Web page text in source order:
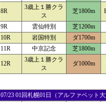
8R
3歳上１勝クラ
ス
芝1800m
9R 雲仙特別 芝1200m
10R
岩国特別 ダ1700m
11R
中京記念 芝1800m
12R
3歳上１勝クラ
ス
ダ1000m
07/23 01回札幌01日（アルファベット